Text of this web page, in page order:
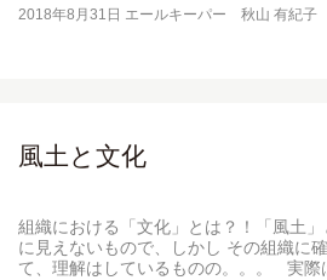
2018年8月31日 エールキーパー 秋山 有紀子
風土と文化
組織における「文化」とは？！「風土
に見えないもので、しかし その組織に
て、理解はしているものの。。。 実